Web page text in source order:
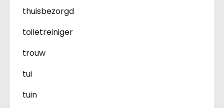
thuisbezorgd
toiletreiniger
trouw
tui
tuin